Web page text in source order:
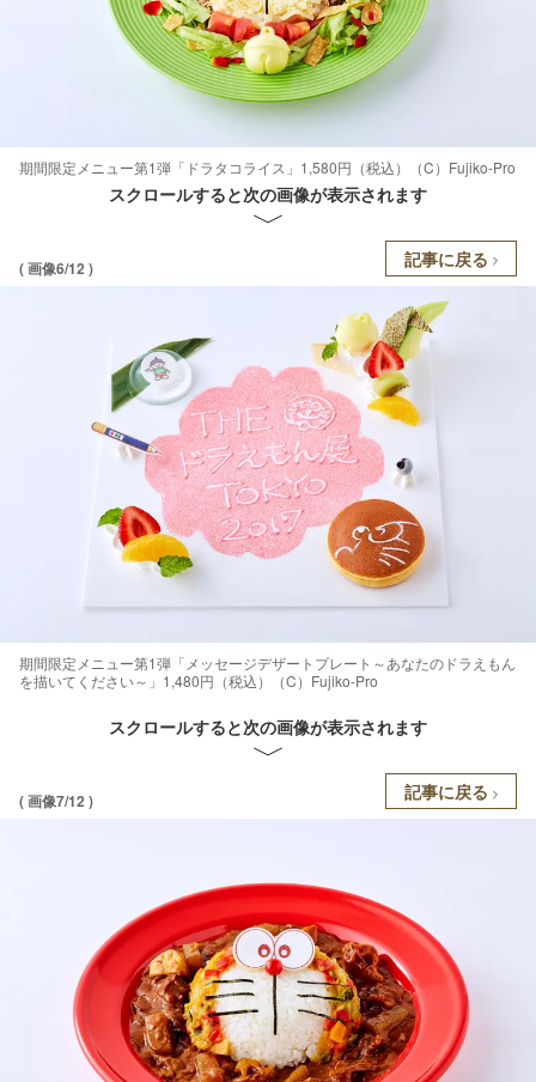
期間限定メニュー第1弾「ドラタコライス」1,580円（税込）（C）Fujiko-Pro
スクロールすると次の画像が表示されます
( 画像6/12 ) 記事に戻る
期間限定メニュー第1弾「メッセージデザートプレート～あなたのドラえもん
を描いてください～」1,480円（税込）（C）Fujiko-Pro
スクロールすると次の画像が表示されます
( 画像7/12 ) 記事に戻る